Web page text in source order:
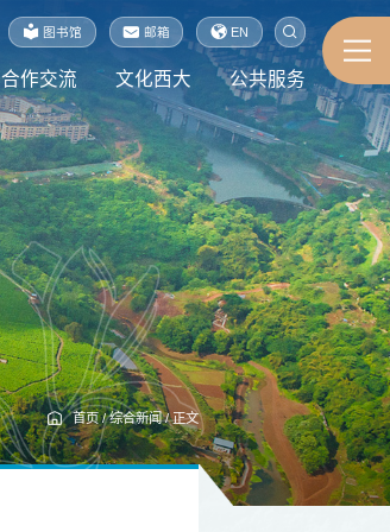
图书馆 邮箱 EN
合作交流 文化西大 公共服务
首页/综合新闻/正文